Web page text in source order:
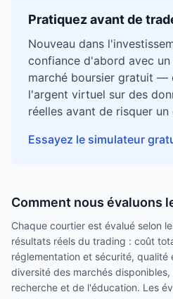
Pratiquez avant de
Nouveau dans
confiance d'abord avec
marché boursier gratuit —
l'argent virtuel sur des
réelles avant de risquer un
Essayez le simulateur
Comment nous évaluons
Chaque courtier est évalué selon
résultats réels du trading : coût
réglementation et sécurité,
diversité des marchés
recherche et de l'éducation. Les